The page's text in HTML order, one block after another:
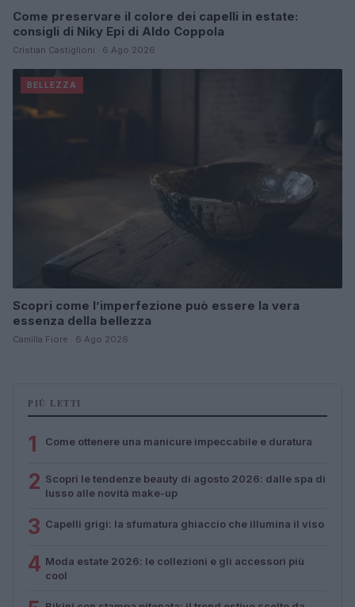
Come preservare il colore dei capelli in estate:
consigli di Niky Epi di Aldo Coppola
Cristian Castiglioni · 6 Ago 2026
BELLEZZA
Scopri come l’imperfezione può essere la vera
essenza della bellezza
Camilla Fiore · 6 Ago 2026
PIÙ LETTI
1 Come ottenere una manicure impeccabile e duratura
2 Scopri le tendenze beauty di agosto 2026: dalle spa di
lusso alle novità make-up
3 Capelli grigi: la sfumatura ghiaccio che illumina il viso
4 Moda estate 2026: le collezioni e gli accessori più
cool